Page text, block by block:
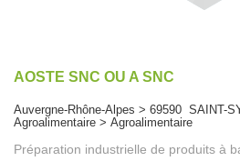
AOSTE SNC OU A SNC
Auvergne-Rhône-Alpes > 69590 SAINT-
Agroalimentaire > Agroalimentaire
Préparation industrielle de produits à